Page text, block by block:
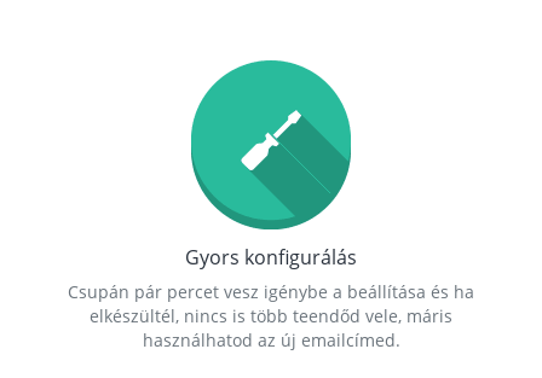
Gyors konfigurálás
Csupán pár percet vesz igénybe a beállítása és ha
elkészültél, nincs is több teendőd vele, máris
használhatod az új emailcímed.